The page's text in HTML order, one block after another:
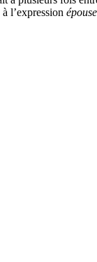
l’expression